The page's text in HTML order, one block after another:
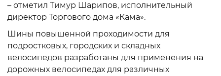
– отметил Тимур Шарипов, исполнительный
директор Торгового дома «Кама».
Шины повышенной проходимости для
подростковых, городских и складных
велосипедов разработаны для применения на
дорожных велосипедах для различных